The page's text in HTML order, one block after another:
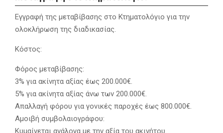
Εγγραφή της μεταβίβασης στο Κτηματολόγιο για την
ολοκλήρωση της διαδικασίας.
Κόστος:
Φόρος μεταβίβασης:
3% για ακίνητα αξίας έως 200.000€.
5% για ακίνητα αξίας άνω των 200.000€.
Απαλλαγή φόρου για γονικές παροχές έως 800.000€.
Αμοιβή συμβολαιογράφου:
Κυμαίνεται ανάλογα με την αξία του ακινήτου.